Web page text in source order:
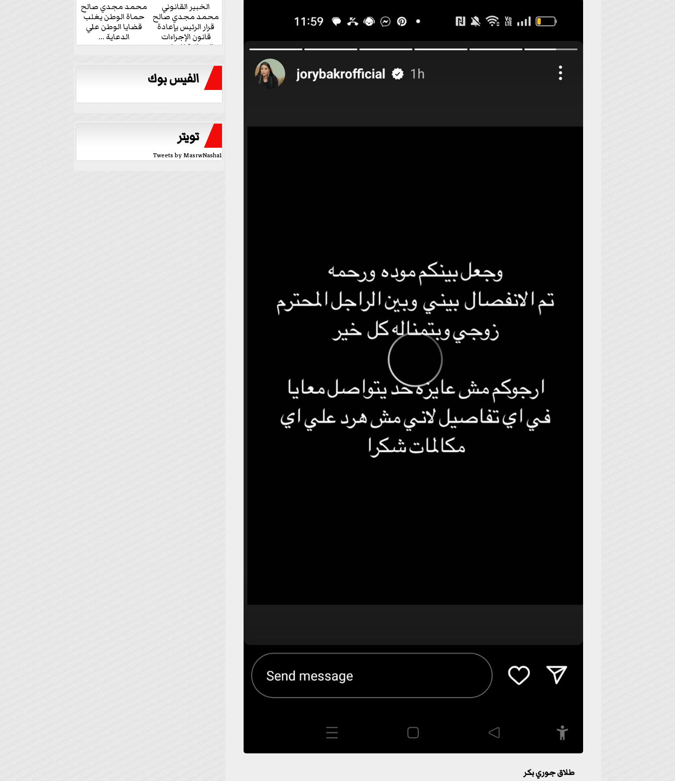
طلاق جوري بكر
الخبير القانوني
محمد مجدي صالح
قرار الرئيس بإعادة
قانون الإجراءات
الجنائية للنواب...
محمد مجدي صالح
حماة الوطن يغلب
قضايا الوطن علي
الدعاية ...
الفيس بوك
تويتر
Tweets by MasrwNasha1